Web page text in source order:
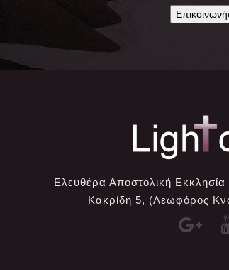
Ελευθέρα Αποστολική
Κακρίδη 5, (Λεωφόρος